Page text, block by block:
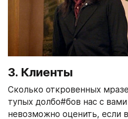
3. Клиенты
Сколько откровенных
тупых долбо#бов нас с
невозможно оценить, если